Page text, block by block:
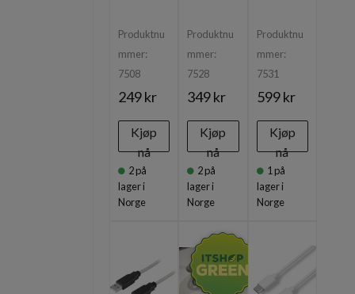
Produktnu
mmer:
7508
249 kr
Kjøp
nå
2på
lager i
Norge
Produktnu
mmer:
7528
349 kr
Kjøp
nå
2på
lager i
Norge
Produktnu
mmer:
7531
599 kr
Kjøp
nå
1 på
lager i
Norge